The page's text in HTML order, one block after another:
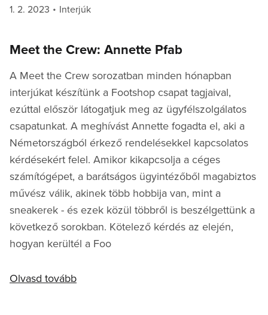
Posted
1. 2. 2023 Categories
Interjúk
Meet the Crew: Annette Pfab
A Meet the Crew sorozatban minden hónapban
interjúkat készítünk a Footshop csapat tagjaival,
ezúttal először látogatjuk meg az ügyfélszolgálatos
csapatunkat. A meghívást Annette fogadta el, aki a
Németországból érkező rendelésekkel kapcsolatos
kérdésekért felel. Amikor kikapcsolja a céges
számítógépet, a barátságos ügyintézőből magabiztos
művész válik, akinek több hobbija van, mint a
sneakerek - és ezek közül többről is beszélgettünk a
következő sorokban. Kötelező kérdés az elején,
hogyan kerültél a Foo
Olvasd tovább